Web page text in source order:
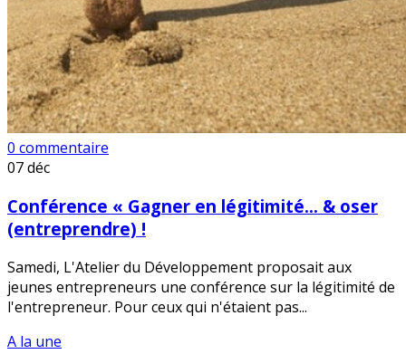
0 commentaire
07déc
Conférence « Gagner en légitimité… & oser
(entreprendre) !
Samedi, L'Atelier du Développement proposait aux
jeunes entrepreneurs une conférence sur la légitimité de
l'entrepreneur. Pour ceux qui n'étaient pas...
A la une